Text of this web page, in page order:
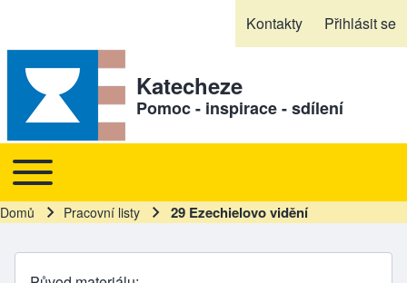
Kontakty Přihlásit se
Katecheze
Pomoc - inspirace - sdílení
Hlavní navigace
Toggle main menu
Drobečková navigace
Domů Pracovní listy 29 Ezechielovo vidění